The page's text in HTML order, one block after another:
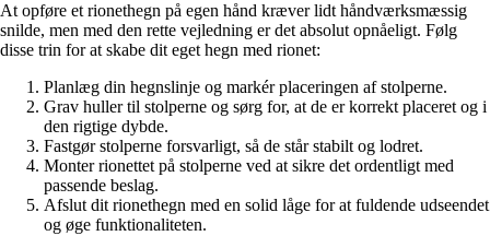
At opføre et rionethegn på egen hånd kræver lidt håndværksmæssig
snilde, men med den rette vejledning er det absolut opnåeligt. Følg
disse trin for at skabe dit eget hegn med rionet:
Planlæg din hegnslinje og markér placeringen af stolperne.
Grav huller til stolperne og sørg for, at de er korrekt placeret og i
den rigtige dybde.
Fastgør stolperne forsvarligt, så de står stabilt og lodret.
Monter rionettet på stolperne ved at sikre det ordentligt med
passende beslag.
Afslut dit rionethegn med en solid låge for at fuldende udseendet
og øge funktionaliteten.